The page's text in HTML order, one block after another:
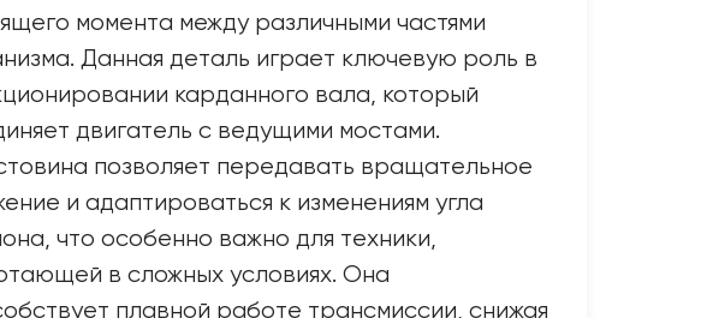
момента между различными частями
Данная деталь играет ключевую роль в
карданного вала, который
двигатель с ведущими мостами.
позволяет передавать вращательное
и адаптироваться к изменениям угла
что особенно важно для техники,
в сложных условиях. Она
плавной работе трансмиссии, снижая